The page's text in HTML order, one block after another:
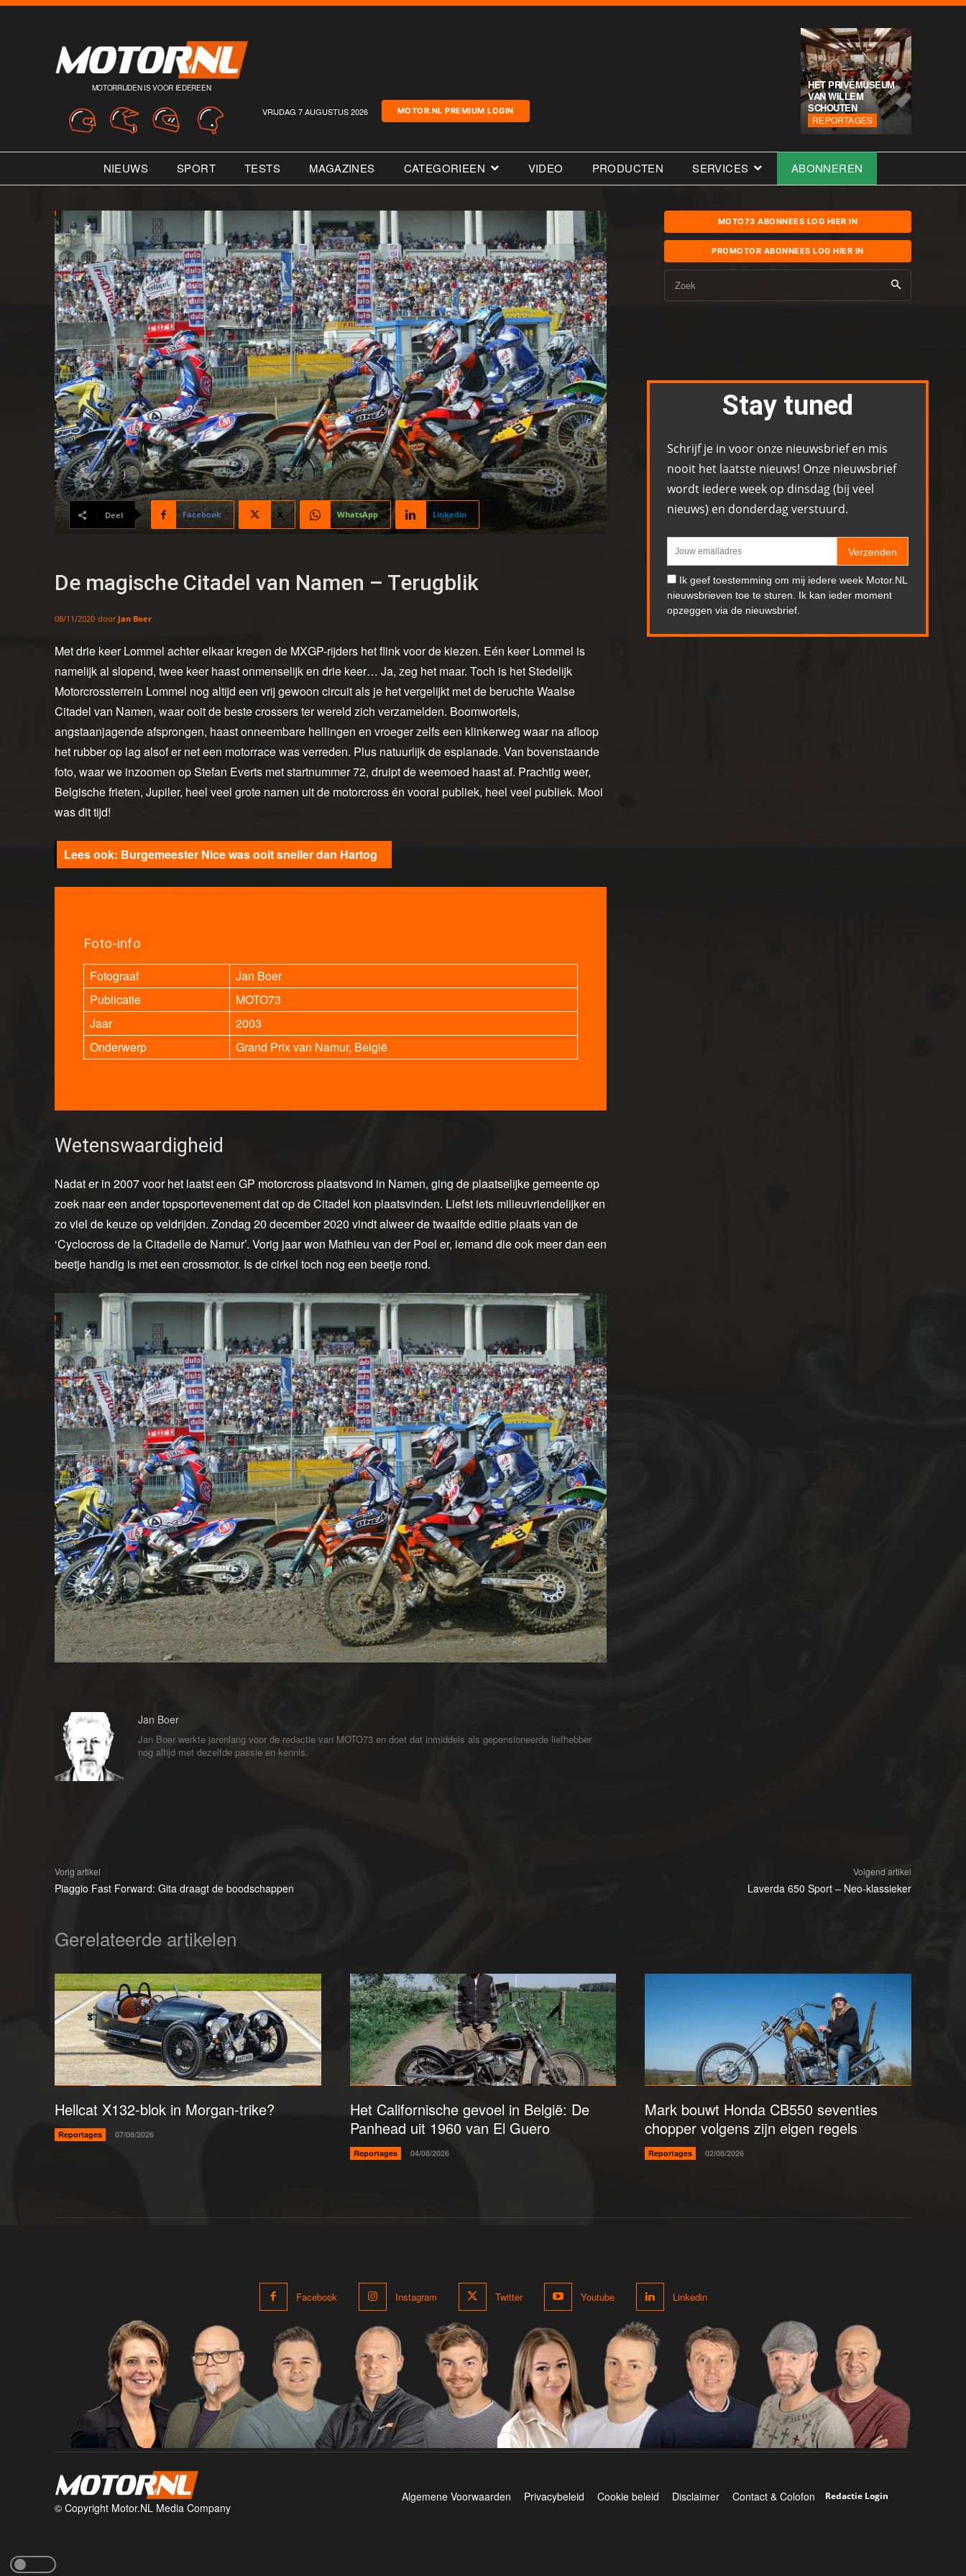
MOTORRIJDEN IS VOOR IEDEREEN
VRIJDAG 7 AUGUSTUS 2026 MOTOR.NL PREMIUM LOGIN
HET PRIVÉMUSEUM
VAN WILLEM
SCHOUTEN
REPORTAGES
NIEUWS SPORT TESTS MAGAZINES CATEGORIEEN VIDEO PRODUCTEN SERVICES ABONNEREN
Deel Facebook X WhatsApp Linkedin
De magische Citadel van Namen – Terugblik
08/11/2020 door Jan Boer
Met drie keer Lommel achter elkaar kregen de MXGP-rijders het flink voor de kiezen. Eén keer Lommel is
namelijk al slopend, twee keer haast onmenselijk en drie keer… Ja, zeg het maar. Toch is het Stedelijk
Motorcrossterrein Lommel nog altijd een vrij gewoon circuit als je het vergelijkt met de beruchte Waalse
Citadel van Namen, waar ooit de beste crossers ter wereld zich verzamelden. Boomwortels,
angstaanjagende afsprongen, haast onneembare hellingen en vroeger zelfs een klinkerweg waar na afloop
het rubber op lag alsof er net een motorrace was verreden. Plus natuurlijk de esplanade. Van bovenstaande
foto, waar we inzoomen op Stefan Everts met startnummer 72, druipt de weemoed haast af. Prachtig weer,
Belgische frieten, Jupiler, heel veel grote namen uit de motorcross én vooral publiek, heel veel publiek. Mooi
was dit tijd!
Burgemeester Nice was ooit sneller dan Hartog
Foto-info
Fotograaf
Jan Boer
Publicatie
MOTO73
Jaar
2003
Onderwerp
Grand Prix van Namur, België
Wetenswaardigheid
Nadat er in 2007 voor het laatst een GP motorcross plaatsvond in Namen, ging de plaatselijke gemeente op
zoek naar een ander topsportevenement dat op de Citadel kon plaatsvinden. Liefst iets milieuvriendelijker en
zo viel de keuze op veldrijden. Zondag 20 december 2020 vindt alweer de twaalfde editie plaats van de
‘Cyclocross de la Citadelle de Namur’. Vorig jaar won Mathieu van der Poel er, iemand die ook meer dan een
beetje handig is met een crossmotor. Is de cirkel toch nog een beetje rond.
Jan Boer
Jan Boer werkte jarenlang voor de redactie van MOTO73 en doet dat inmiddels als gepensioneerde liefhebber
nog altijd met dezelfde passie en kennis.
MOTO73 ABONNEES LOG HIER IN
PROMOTOR ABONNEES LOG HIER IN
Zoek
Stay tuned
Schrijf je in voor onze nieuwsbrief en mis
nooit het laatste nieuws! Onze nieuwsbrief
wordt iedere week op dinsdag (bij veel
nieuws) en donderdag verstuurd.
Verzenden
Ik geef toestemming om mij iedere week Motor.NL
nieuwsbrieven toe te sturen. Ik kan ieder moment
opzeggen via de nieuwsbrief.
Vorig artikel
Piaggio Fast Forward: Gita draagt de boodschappen
Volgend artikel
Laverda 650 Sport – Neo-klassieker
Gerelateerde artikelen
Hellcat X132-blok in Morgan-trike?
Reportages 07/08/2026
Het Californische gevoel in België: De
Panhead uit 1960 van El Guero
Reportages 04/08/2026
Mark bouwt Honda CB550 seventies
chopper volgens zijn eigen regels
Reportages 02/08/2026
Facebook Instagram Twitter Youtube Linkedin
© Copyright Motor.NL Media Company
Algemene Voorwaarden Privacybeleid Cookie beleid Disclaimer Contact & Colofon Redactie Login